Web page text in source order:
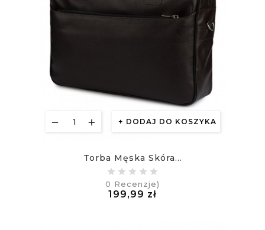
DODAJ DO KOSZYKA
Torba Męska Skóra...
0 Recenzje)
199,99 zł